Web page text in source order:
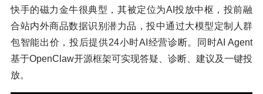
快手的磁力金牛很典型，其被定位为AI投放中枢，投前融
合站内外商品数据识别潜力品，投中通过大模型定制人群
包智能出价，投后提供24小时AI经营诊断。同时AI Agent
基于OpenClaw开源框架可实现答疑、诊断、建议及一键投
放。